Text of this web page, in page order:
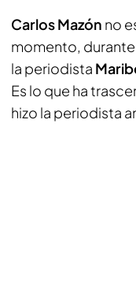
Carlos Mazón no
momento, durante
la periodista
Es lo que ha
hizo la periodista